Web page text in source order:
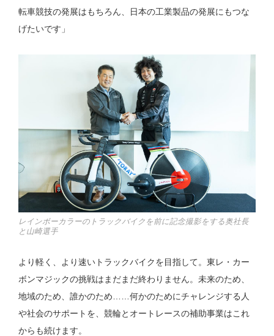
転車競技の発展はもちろん、日本の工業製品の発展にもつな
げたいです」
レインボーカラーのトラックバイクを前に記念撮影をする奥社長
と山崎選手
より軽く、より速いトラックバイクを目指して。東レ・カー
ボンマジックの挑戦はまだまだ終わりません。未来のため、
地域のため、誰かのため……何かのためにチャレンジする人
や社会のサポートを、競輪とオートレースの補助事業はこれ
からも続けます。